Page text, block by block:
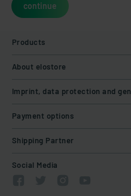
continue
Products
About elostore
Imprint, data protection and
Payment options
Shipping Partner
Social Media